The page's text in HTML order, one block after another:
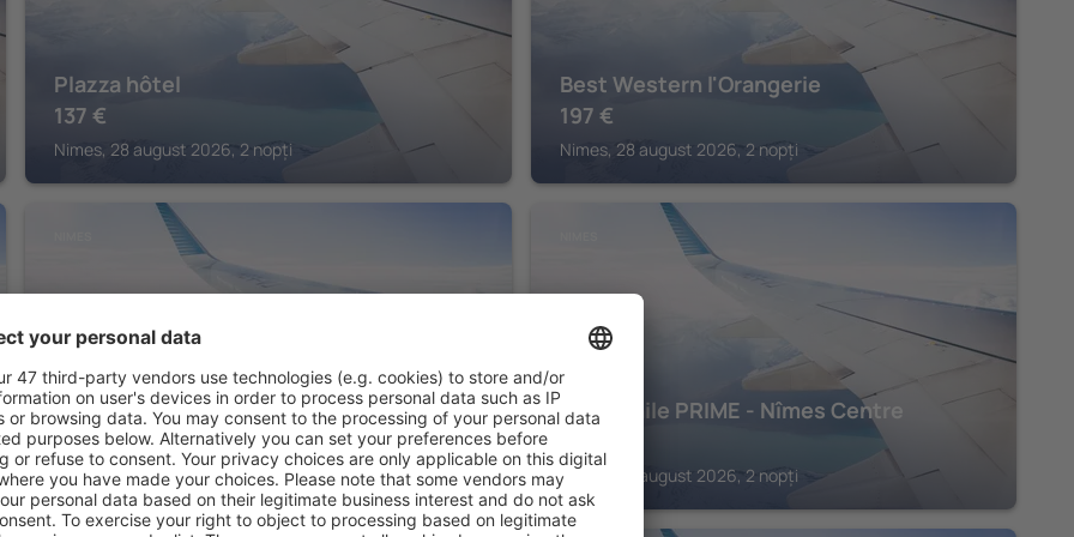
Plazza hôtel
137 €
Nimes, 28 august 2026, 2 nopți
Best Western l'Orangerie
197 €
Nimes, 28 august 2026, 2 nopți
Royal Hotel
150€
Nimes, 28 august 2026, 2 nopți
Campanile PRIME - Nîmes Centre
Nimes, 28 august 2026, 2 nopți